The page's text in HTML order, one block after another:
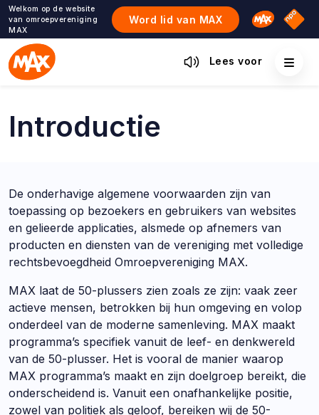
Ga
naar
de
inhoud
Welkom op de website
van omroepvereniging
MAX
Word lid van MAX Omroep
NPO
Lees voor
Introductie
De onderhavige algemene voorwaarden zijn van
toepassing op bezoekers en gebruikers van websites
en gelieerde applicaties, alsmede op afnemers van
producten en diensten van de vereniging met volledige
rechtsbevoegdheid Omroepvereniging MAX.
MAX laat de 50-plussers zien zoals ze zijn: vaak zeer
actieve mensen, betrokken bij hun omgeving en volop
onderdeel van de moderne samenleving. MAX maakt
programma’s specifiek vanuit de leef- en denkwereld
van de 50-plusser. Het is vooral de manier waarop
MAX programma’s maakt en zijn doelgroep bereikt, die
onderscheidend is. Vanuit een onafhankelijke positie,
zowel van politiek als geloof, bereiken wij de 50-